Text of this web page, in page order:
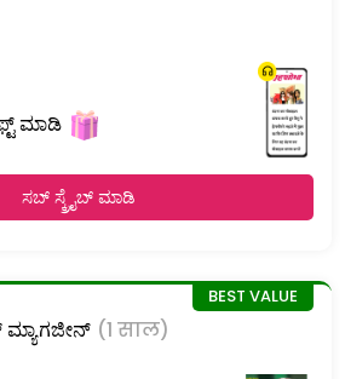
ಮಾಡಿ
ಸಬ್ ಸ್ಕ್ರೈಬ್ ಮಾಡಿ
(1 साल)